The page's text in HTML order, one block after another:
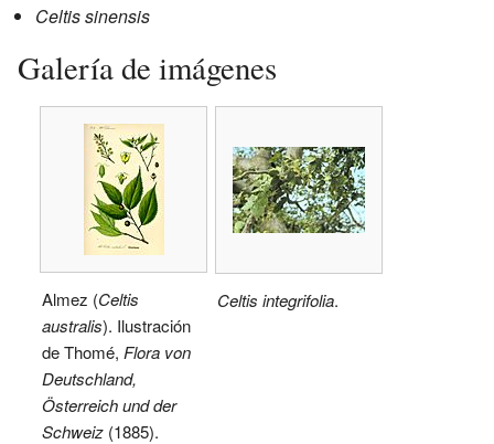
Celtis sinensis
Galería de imágenes
Almez (Celtis
australis). Ilustración
de Thomé, Flora von
Deutschland,
Österreich und der
Schweiz (1885).
Celtis integrifolia.